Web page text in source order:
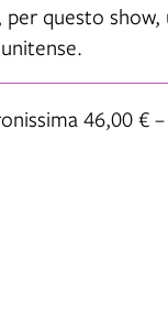
per questo
46,00 €